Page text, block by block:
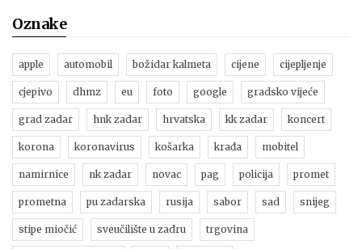
Oznake
apple automobil božidar kalmeta cijene cijepljenje
cjepivo dhmz eu foto google gradsko vijeće
grad zadar hnk zadar hrvatska kk zadar koncert
korona koronavirus košarka krađa mobitel
namirnice nk zadar novac pag policija promet
prometna pu zadarska rusija sabor sad snijeg
stipe miočić sveučilište u zadru trgovina